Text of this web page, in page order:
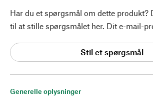
Generelle oplysninger
Har du et spørgsmål om dette produkt?
til at stille spørgsmålet her. Dit e-mail-
Stil et spørgsmål